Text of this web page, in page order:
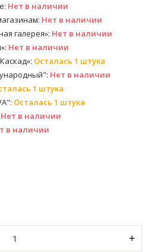
Нет в наличии
Нет в наличии
галерея»: Нет в наличии
Нет в наличии
Осталась 1 штука
Нет в наличии
1 штука
Осталась 1 штука
Нет в наличии
в наличии